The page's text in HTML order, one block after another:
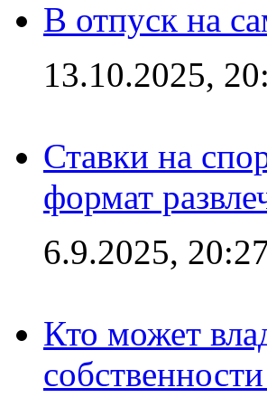
В отпуск на
13.10.2025,
Ставки на
формат
6.9.2025,
Кто может